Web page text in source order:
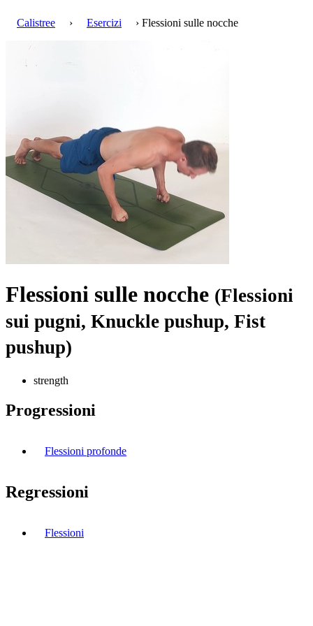
Calistree › Esercizi › Flessioni sulle nocche
Flessioni sulle nocche (Flessioni
sui pugni, Knuckle pushup, Fist
pushup)
strength
Progressioni
Flessioni profonde
Regressioni
Flessioni